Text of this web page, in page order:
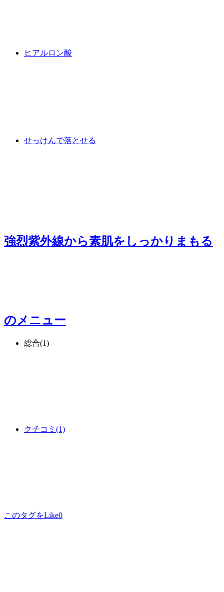
ヒアルロン酸
せっけんで落とせる
強烈紫外線から素肌をしっかりまもる
のメニュー
総合(1)
クチコミ (1)
このタグをLike0